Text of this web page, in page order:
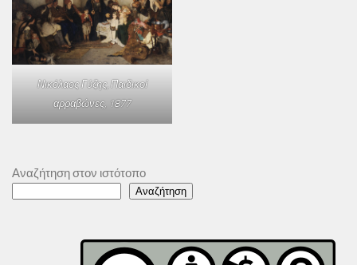
Νικόλαος Γύζης,Παιδικοί
αρραβώνες, 1877
Αναζήτηση στον ιστότοπο
Αναζήτηση